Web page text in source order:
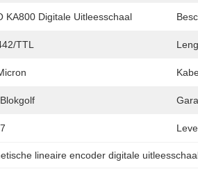
KA800 Digitale Uitleesschaal
TTL
lineaire encoder digitale